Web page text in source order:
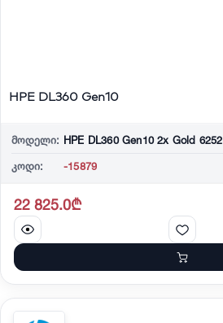
HPE DL360 Gen10
მოდელი: HPE DL360 Gen10 2x Gold 6252
კოდი: -15879
22 825.0₾